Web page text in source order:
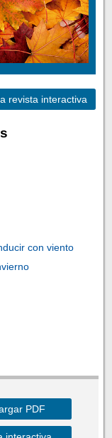
revista interactiva
con viento
PDF